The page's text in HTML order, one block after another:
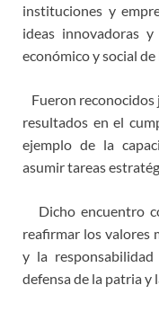
instituciones y
ideas innovadoras
económico y social de
Fueron reconocidos
resultados en el
ejemplo de la
asumir tareas
Dicho encuentro
reafirmar los valores
y la
defensa de la patria y